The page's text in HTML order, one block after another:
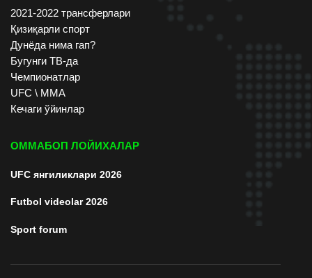
2021-2022 трансферлари
Қизиқарли спорт
Дунёда нима гап?
Бугунги ТВ-да
Чемпионатлар
UFC \ ММА
Кечаги ўйинлар
ОММАБОП ЛОЙИХАЛАР
UFC янгиликлари 2026
Futbol videolar 2026
Sport forum